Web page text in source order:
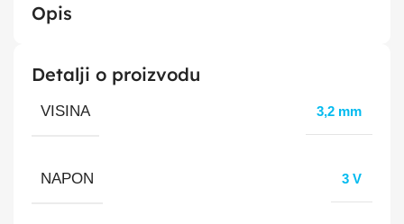
Opis
Detalji o proizvodu
VISINA 3,2 mm
NAPON 3 V